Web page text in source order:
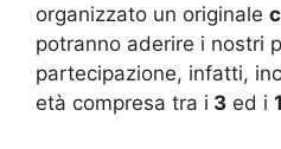
organizzato un originale
potranno aderire i nostri
partecipazione, infatti,
età compresa tra i 3 ed i